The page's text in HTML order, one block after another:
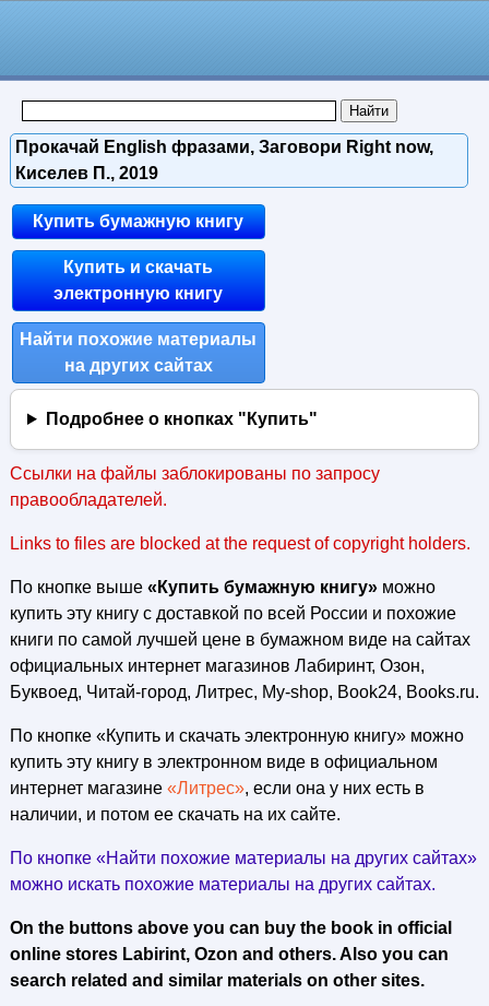
Прокачай English фразами, Заговори Right now,
Киселев П., 2019
Купить бумажную книгу
Купить и скачать
электронную книгу
Найти похожие материалы
на других сайтах
Подробнее о кнопках "Купить"
Ссылки на файлы заблокированы по запросу
правообладателей.
Links to files are blocked at the request of copyright holders.
По кнопке выше «Купить бумажную книгу»можно
купить эту книгу с доставкой по всей России и похожие
книги по самой лучшей цене в бумажном виде на сайтах
официальных интернет магазинов Лабиринт, Озон,
Буквоед, Читай-город, Литрес, My-shop, Book24, Books.ru.
По кнопке «Купить и скачать электронную книгу» можно
купить эту книгу в электронном виде в официальном
интернет магазине «Литрес», если она у них есть в
наличии, и потом ее скачать на их сайте.
По кнопке «Найти похожие материалы на других сайтах»
можно искать похожие материалы на других сайтах.
On the buttons above you can buy the book in official
online stores Labirint, Ozon and others. Also you can
search related and similar materials on other sites.